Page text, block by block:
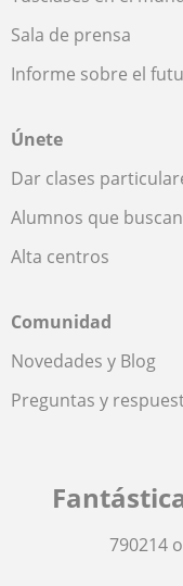
Sala de prensa
Informe sobre el
Únete
Dar clases
Alumnos que
Alta centros
Comunidad
Novedades y Blog
Preguntas y
790214